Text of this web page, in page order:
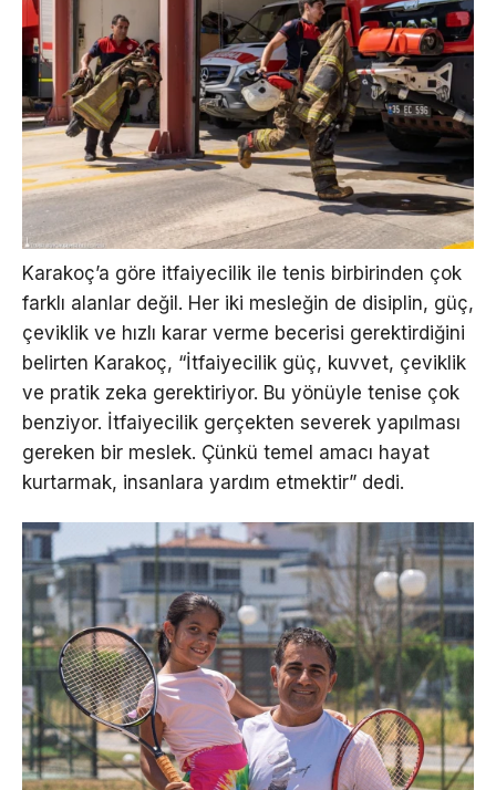
Karakoç’a göre itfaiyecilik ile tenis birbirinden çok
farklı alanlar değil. Her iki mesleğin de disiplin, güç,
çeviklik ve hızlı karar verme becerisi gerektirdiğini
belirten Karakoç, “İtfaiyecilik güç, kuvvet, çeviklik
ve pratik zeka gerektiriyor. Bu yönüyle tenise çok
benziyor. İtfaiyecilik gerçekten severek yapılması
gereken bir meslek. Çünkü temel amacı hayat
kurtarmak, insanlara yardım etmektir” dedi.